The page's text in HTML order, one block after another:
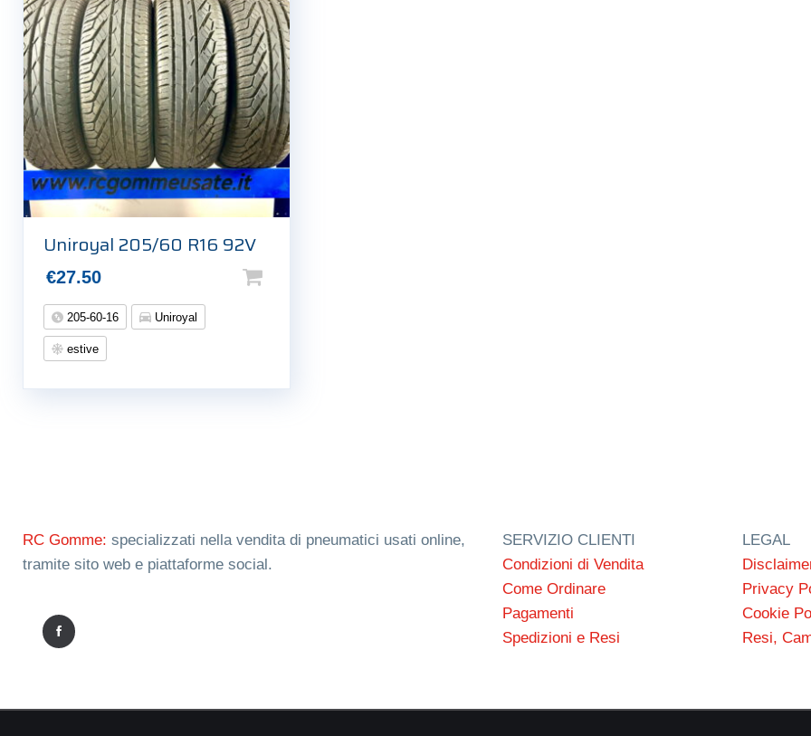
Uniroyal 205/60 R16 92V
€27.50
205-60-16 Uniroyal
estive
RC Gomme: specializzati nella vendita di pneumatici usati online,
tramite sito web e piattaforme social.
SERVIZIO CLIENTI
Condizioni di Vendita
Come Ordinare
Pagamenti
Spedizioni e Resi
LEGAL
Privacy
Cookie
Resi,